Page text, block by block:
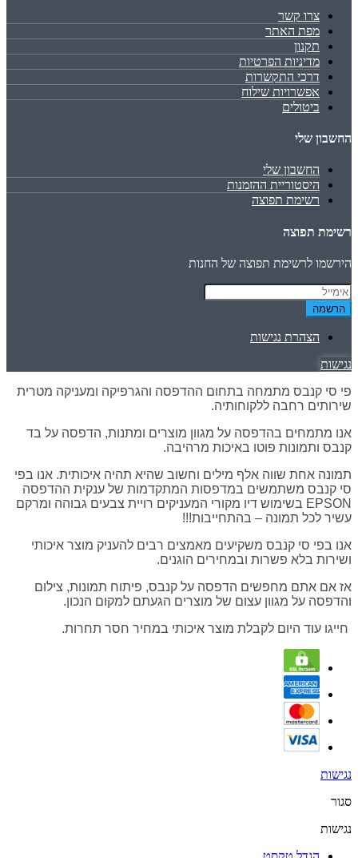
צרו קשר
מפת האתר
תקנון
מדיניות הפרטיות
דרכי התקשרות
אפשרויות שילוח
ביטולים
החשבון שלי
החשבון שלי
היסטוריית ההזמנות
רשימת תפוצה
רשימת תפוצה
הירשמו לרשימת תפוצה של החנות
הרשמה
הצהרת נגישות
נגישות
פי סי קנבס מתמחה בתחום ההדפסה והגרפיקה ומעניקה מטרית
שירותים רחבה ללקוחותיה.
אנו מתמחים בהדפסה על מגוון מוצרים ומתנות, הדפסה על בד
קנבס ותמונות פוטו באיכות מרהיבה.
תמונה אחת שווה אלף מילים וחשוב שהיא תהיה איכותית. אנו בפי
סי קנבס משתמשים במדפסות המתקדמות של ענקית ההדפסה
EPSON בשימוש דיו מקורי המעניקים רויית צבעים גבוהה ומרקם
עשיר לכל תמונה – בהתחייבות!!!
אנו בפי סי קנבס משקיעים מאמצים רבים להעניק מוצר איכותי
ושירות בלא פשרות ובמחירים הוגנים.
אז אם אתם מחפשים הדפסה על קנבס, פיתוח תמונות, צילום
והדפסה על מגוון עצום של מוצרים הגעתם למקום הנכון.
חייגו עוד היום לקבלת מוצר איכותי במחיר חסר תחרות.
נגישות
סגור
נגישות